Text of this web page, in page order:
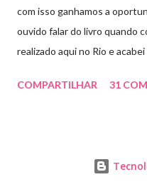
com isso ganhamos a
ouvido falar do livro quando
realizado aqui no Rio e
cada capítulo tem uns
divertidos com mulheres
COMPARTILHAR 31